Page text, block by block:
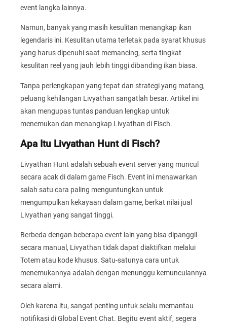
event langka lainnya.
Namun, banyak yang masih kesulitan menangkap ikan
legendaris ini. Kesulitan utama terletak pada syarat khusus
yang harus dipenuhi saat memancing, serta tingkat
kesulitan reel yang jauh lebih tinggi dibanding ikan biasa.
Tanpa perlengkapan yang tepat dan strategi yang matang,
peluang kehilangan Livyathan sangatlah besar. Artikel ini
akan mengupas tuntas panduan lengkap untuk
menemukan dan menangkap Livyathan di Fisch.
Apa Itu Livyathan Hunt di Fisch?
Livyathan Hunt adalah sebuah event server yang muncul
secara acak di dalam game Fisch. Event ini menawarkan
salah satu cara paling menguntungkan untuk
mengumpulkan kekayaan dalam game, berkat nilai jual
Livyathan yang sangat tinggi.
Berbeda dengan beberapa event lain yang bisa dipanggil
secara manual, Livyathan tidak dapat diaktifkan melalui
Totem atau kode khusus. Satu-satunya cara untuk
menemukannya adalah dengan menunggu kemunculannya
secara alami.
Oleh karena itu, sangat penting untuk selalu memantau
notifikasi di Global Event Chat. Begitu event aktif, segera